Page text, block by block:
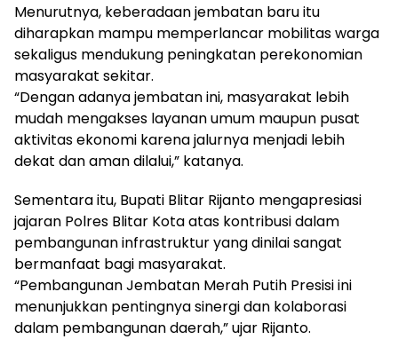
Menurutnya, keberadaan jembatan baru itu
diharapkan mampu memperlancar mobilitas warga
sekaligus mendukung peningkatan perekonomian
masyarakat sekitar.
“Dengan adanya jembatan ini, masyarakat lebih
mudah mengakses layanan umum maupun pusat
aktivitas ekonomi karena jalurnya menjadi lebih
dekat dan aman dilalui,” katanya.
Sementara itu, Bupati Blitar Rijanto mengapresiasi
jajaran Polres Blitar Kota atas kontribusi dalam
pembangunan infrastruktur yang dinilai sangat
bermanfaat bagi masyarakat.
“Pembangunan Jembatan Merah Putih Presisi ini
menunjukkan pentingnya sinergi dan kolaborasi
dalam pembangunan daerah,” ujar Rijanto.